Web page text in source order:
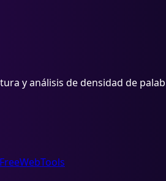
FreeWebTools
y análisis de densidad de